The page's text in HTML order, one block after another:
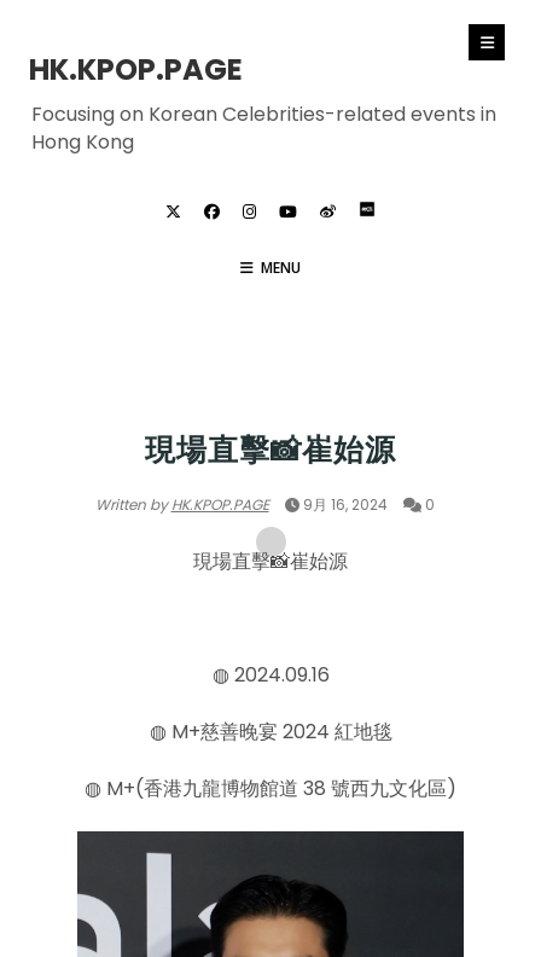
HK.KPOP.PAGE
Focusing on Korean Celebrities-related events in
Hong Kong
MENU
現場直擊📸崔始源
Written byHK.KPOP.PAGE 9月 16, 2024 0
現場直擊📸崔始源
◍ 2024.09.16
◍ M+慈善晚宴 2024 紅地毯
◍ M+(香港九龍博物館道 38 號西九文化區)